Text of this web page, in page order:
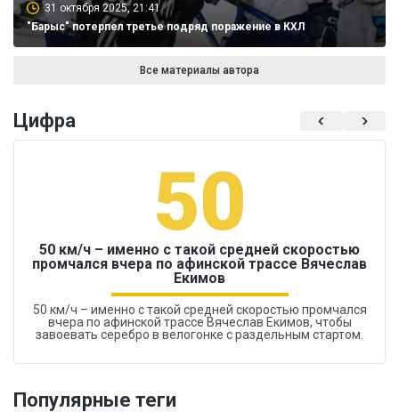
31 октября 2025, 21:41
"Барыс" потерпел третье подряд поражение в КХЛ
Все материалы автора
Цифра
50
50 км/ч – именно с такой средней скоростью
промчался вчера по афинской трассе Вячеслав
Екимов
50 км/ч – именно с такой средней скоростью промчался
вчера по афинской трассе Вячеслав Екимов, чтобы
завоевать серебро в велогонке с раздельным стартом.
Популярные теги